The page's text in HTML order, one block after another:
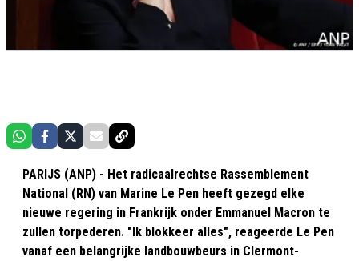
PARIJS (ANP) - Het radicaalrechtse Rassemblement
National (RN) van Marine Le Pen heeft gezegd elke
nieuwe regering in Frankrijk onder Emmanuel Macron te
zullen torpederen. "Ik blokkeer alles", reageerde Le Pen
vanaf een belangrijke landbouwbeurs in Clermont-